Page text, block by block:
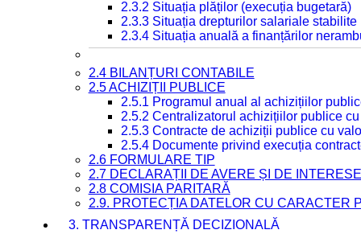
2.3.2 Situația plăților (execuția bugetară)
2.3.3 Situația drepturilor salariale
2.3.4 Situația anuală a finanțărilor
2.4 BILANȚURI CONTABILE
2.5 ACHIZIȚII PUBLICE
2.5.1 Programul anual al achizițiilor
2.5.2 Centralizatorul achizițiilor publice
2.5.3 Contracte de achiziții publice cu
2.5.4 Documente privind execuția
2.6 FORMULARE TIP
2.7 DECLARAȚII DE AVERE ȘI DE INTERESE
2.8 COMISIA PARITARĂ
2.9. PROTECȚIA DATELOR CU CARACTER
3. TRANSPARENȚĂ DECIZIONALĂ